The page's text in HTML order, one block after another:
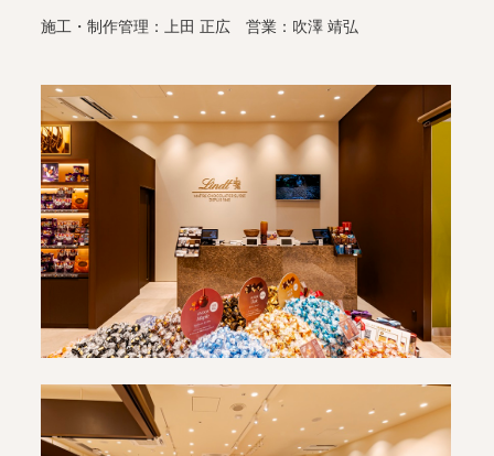
施工・制作管理：上田 正広 営業：吹澤 靖弘